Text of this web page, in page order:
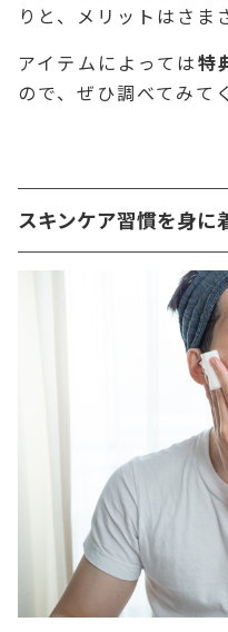
りと、メリットはさま
アイテムによっては特
ので、ぜひ調べてみて
スキンケア習慣を身に